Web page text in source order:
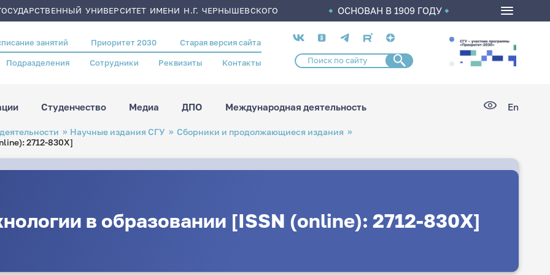
УНИВЕРСИТЕТ ИМЕНИ Н.Г. ЧЕРНЫШЕВСКОГО ОСНОВАН В 1909 ГОДУ
занятий Приоритет 2030 Старая версия сайта
Подразделения Сотрудники Реквизиты Контакты
Социальные
сети
Студенчество Медиа ДПО Международная деятельность En
Научные издания СГУ
Сборники и продолжающиеся издания
2712-830Х]
в образовании [ISSN (online): 2712-830Х]